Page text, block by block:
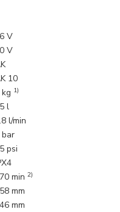
V
V
10
1)
l
l/min
bar
psi
min2)
mm
mm